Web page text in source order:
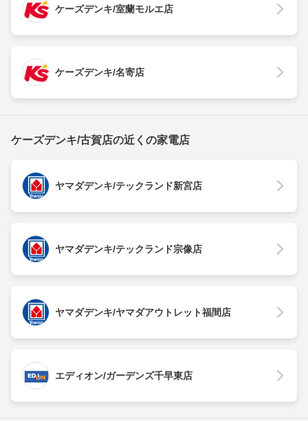
ケーズデンキ/室蘭モルエ店
ケーズデンキ/名寄店
ケーズデンキ/古賀店の近くの家電店
ヤマダデンキ/テックランド新宮店
ヤマダデンキ/テックランド宗像店
ヤマダデンキ/ヤマダアウトレット福間店
エディオン/ガーデンズ千早東店